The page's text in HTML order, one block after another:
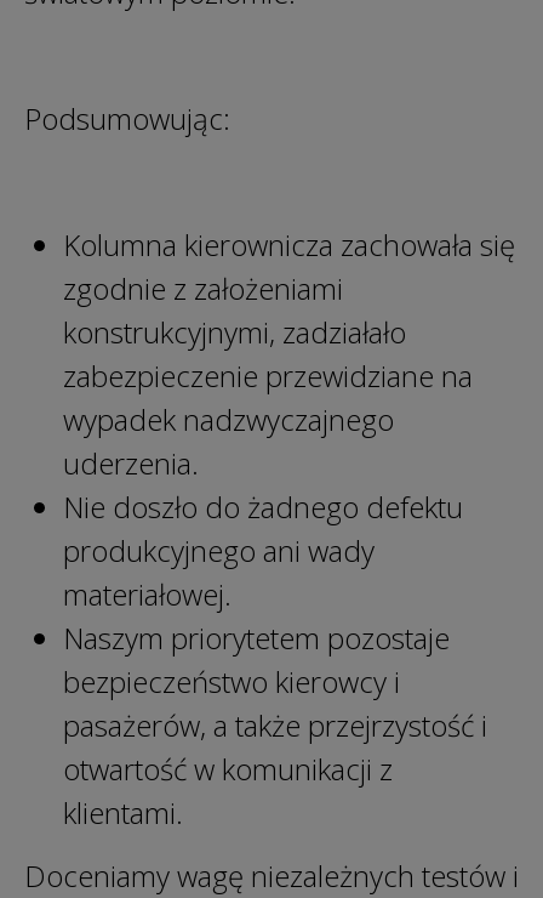
Podsumowując:
Kolumna kierownicza zachowała się
zgodnie z założeniami
konstrukcyjnymi, zadziałało
zabezpieczenie przewidziane na
wypadek nadzwyczajnego
uderzenia.
Nie doszło do żadnego defektu
produkcyjnego ani wady
materiałowej.
Naszym priorytetem pozostaje
bezpieczeństwo kierowcy i
pasażerów, a także przejrzystość i
otwartość w komunikacji z
klientami.
Doceniamy wagę niezależnych testów i